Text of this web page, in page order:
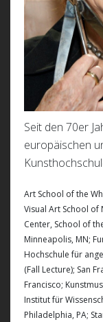
Seit den 70er
europäischen
Art School of the
Visual Art School of
Center, School of
Minneapolis, MN;
Hochschule für
(Fall Lecture); San
Francisco;
Institut für
Philadelphia, PA;